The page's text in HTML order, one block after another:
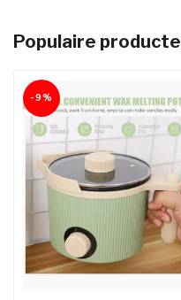
Populaire
-9%